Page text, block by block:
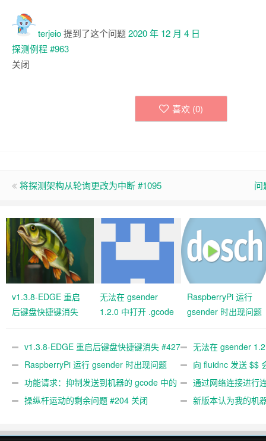
terjeio提到了这个问题2020 年 12 月 4 日
探测例程#963
关闭
喜欢 (0)
将探测架构从轮询更改为中断 #1095 问
v1.3.8-EDGE 重启
后键盘快捷键消失
无法在 gsender
1.2.0 中打开 .gcode
RaspberryPi 运行
gsender 时出现问题
v1.3.8-EDGE 重启后键盘快捷键消失 #427
关闭
无法在 gsender
#367
RaspberryPi 运行 gsender 时出现问题
#89
向 fluidnc 发送 $$
#473
功能请求：抑制发送到机器的 gcode 中的
gcode 注释。 #444 关闭
通过网络连接进行
操纵杆运动的剩余问题 #204 关闭
新版本认为我的机